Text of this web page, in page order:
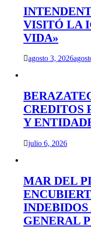
VISITÓ LA
VIDA»
agosto 3, 2026
CREDITOS
Y
julio 6, 2026
MAR DEL
INDEBIDOS
GENERAL